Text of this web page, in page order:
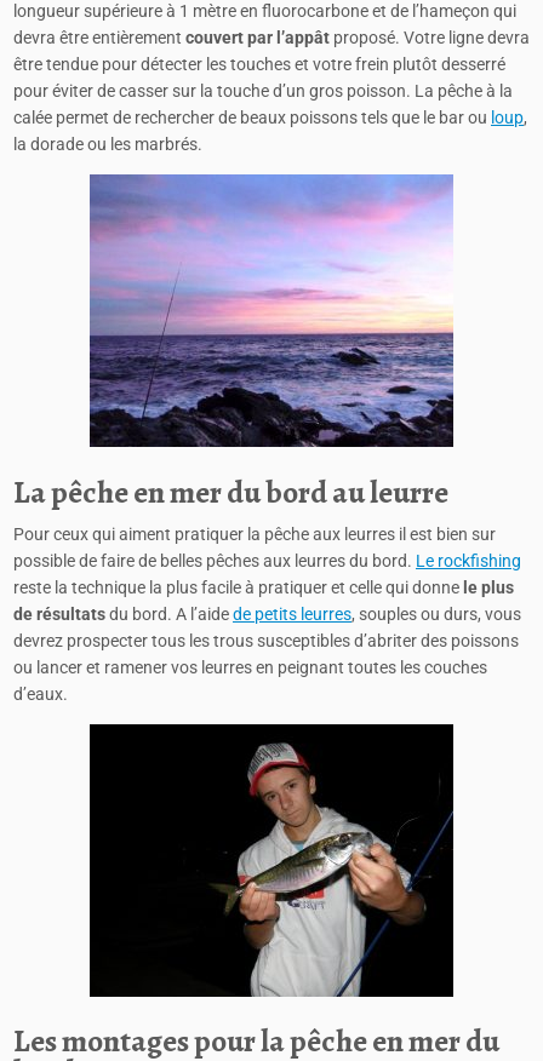
longueur supérieure à 1 mètre en fluorocarbone et de l’hameçon qui
devra être entièrement couvert par l’appât proposé. Votre ligne devra
être tendue pour détecter les touches et votre frein plutôt desserré
pour éviter de casser sur la touche d’un gros poisson. La pêche à la
calée permet de rechercher de beaux poissons tels que le bar ou loup,
la dorade ou les marbrés.
La pêche en mer du bord au leurre
Pour ceux qui aiment pratiquer la pêche aux leurres il est bien sur
possible de faire de belles pêches aux leurres du bord. Le rockfishing
reste la technique la plus facile à pratiquer et celle qui donne le plus
de résultatsdu bord. A l’aidede petits leurres, souples ou durs, vous
devrez prospecter tous les trous susceptibles d’abriter des poissons
ou lancer et ramener vos leurres en peignant toutes les couches
d’eaux.
Les montages pour la pêche en mer du